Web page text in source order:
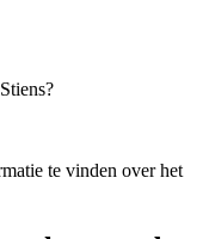
te vinden over het